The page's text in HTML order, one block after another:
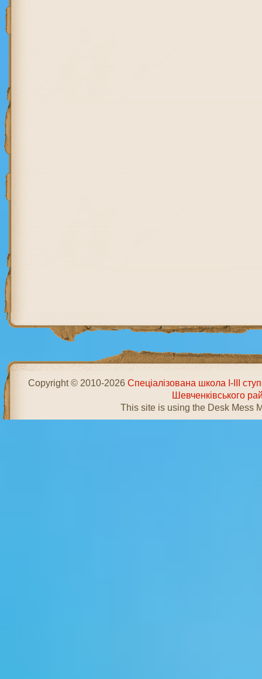
Copyright © 2010-2026Спеціалізована школа І-ІІІ
Шевченківського
This site is using the Desk Mess